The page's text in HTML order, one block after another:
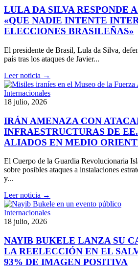
LULA DA SILVA RESPONDE
«QUE NADIE INTENTE
ELECCIONES BRASILEÑAS»
El presidente de Brasil, Lula da Silva,
país tras los ataques de Javier...
Leer noticia →
Internacionales
18 julio, 2026
IRÁN AMENAZA CON
INFRAESTRUCTURAS DE
ALIADOS EN MEDIO
El Cuerpo de la Guardia Revolucionaria
sobre posibles ataques a instalaciones
y...
Leer noticia →
Internacionales
18 julio, 2026
NAYIB BUKELE LANZA SU
LA REELECCIÓN EN EL
93% DE IMAGEN POSITIVA